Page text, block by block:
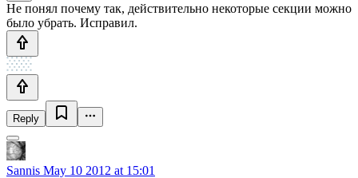
Не понял почему так, действительно некоторые секции можно
было убрать. Исправил.
Reply
Sannis May 10 2012 at 15:01